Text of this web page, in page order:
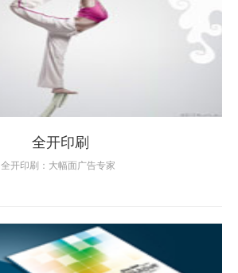
全开印刷
全开印刷：大幅面广告专家